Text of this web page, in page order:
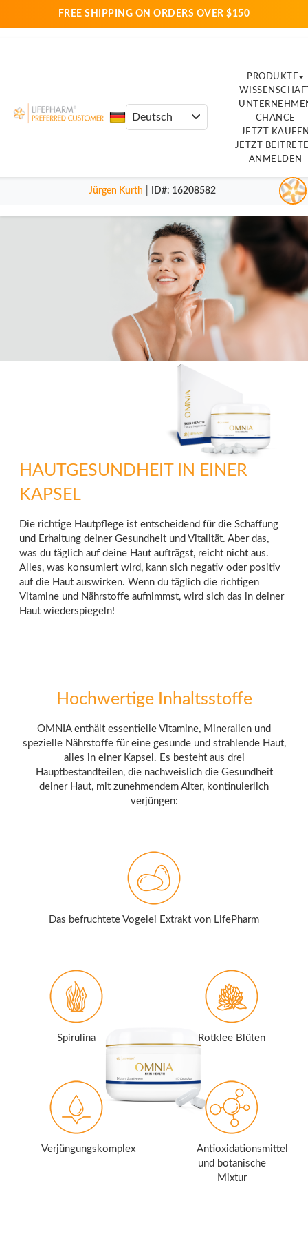
FREE SHIPPING ON ORDERS OVER $150
PRODUKTE
CHANCE
JETZT
JETZT
ANMELDEN
Jürgen Kurth ID#: 16208582
HAUTGESUNDHEIT IN EINER
KAPSEL
Die richtige Hautpflege ist entscheidend für die Schaffung
und Erhaltung deiner Gesundheit und Vitalität. Aber das,
was du täglich auf deine Haut aufträgst, reicht nicht aus.
Alles, was konsumiert wird, kann sich negativ oder positiv
auf die Haut auswirken. Wenn du täglich die richtigen
Vitamine und Nährstoffe aufnimmst, wird sich das in deiner
Haut wiederspiegeln!
Hochwertige Inhaltsstoffe
OMNIA enthält essentielle Vitamine, Mineralien und
spezielle Nährstoffe für eine gesunde und strahlende Haut,
alles in einer Kapsel. Es besteht aus drei
Hauptbestandteilen, die nachweislich die Gesundheit
deiner Haut, mit zunehmendem Alter, kontinuierlich
verjüngen:
Das befruchtete Vogelei Extrakt von LifePharm
Spirulina Rotklee Blüten
Verjüngungskomplex
Antioxidationsmittel
und botanische
Mixtur